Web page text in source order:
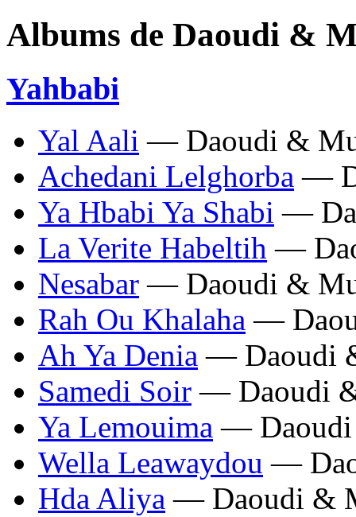
Albums de Daoudi &
Yahbabi
Yal Aali — Daoudi &
Achedani Lelghorba —
Ya Hbabi Ya Shabi —
La Verite Habeltih —
Nesabar — Daoudi &
Rah Ou Khalaha —
Ah Ya Denia — Daoudi
Samedi Soir — Daoudi &
Ya Lemouima — Daoudi
Wella Leawaydou —
Hda Aliya — Daoudi &